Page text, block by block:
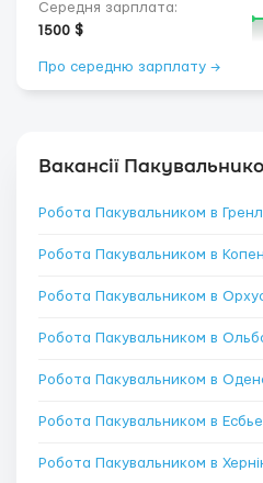
Середня зарплата:
1500 $
Про середню зарплату →
Вакансії
Робота Пакувальником в
Робота Пакувальником в
Робота Пакувальником в
Робота Пакувальником в
Робота Пакувальником в
Робота Пакувальником в
Робота Пакувальником в